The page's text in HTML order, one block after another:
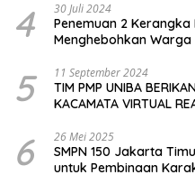
4 30 Juli 2024
Penemuan 2
Menghebohkan
5 11 September 2024
TIM PMP UNIBA
KACAMATA VIRTUAL
6 26 Mei 2025
SMPN 150 Jakarta
untuk Pembinaan